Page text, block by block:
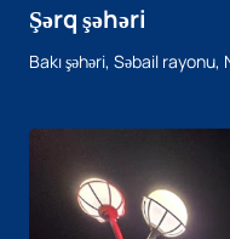
Şərq şəhəri
Bakı şəhəri, Səbail